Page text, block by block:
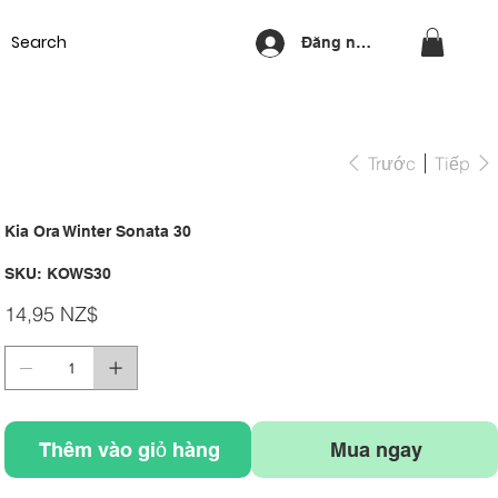
Nails Waxing Training
Đăng nhập
Trước Tiếp
Kia Ora Winter Sonata 30
SKU: SKU
KOWS30
KOWS30
Giá
14,95 NZ$
Thêm vào giỏ hàng Mua ngay